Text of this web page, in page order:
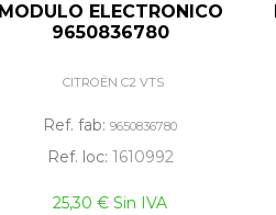
MODULO ELECTRONICO
9650836780
CITROËN C2 VTS
Ref. fab: 9650836780
Ref. loc: 1610992
25,30 € Sin IVA